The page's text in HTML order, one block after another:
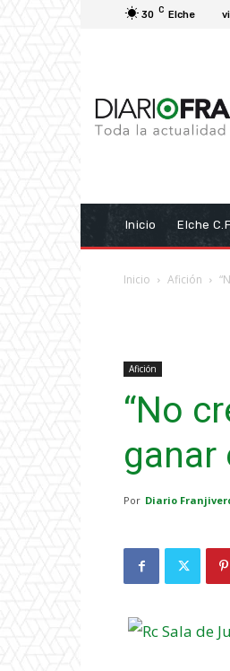
30 C Elche
Inicio Elche
Inicio Afición
Afición
“No
ganar
Por Diario